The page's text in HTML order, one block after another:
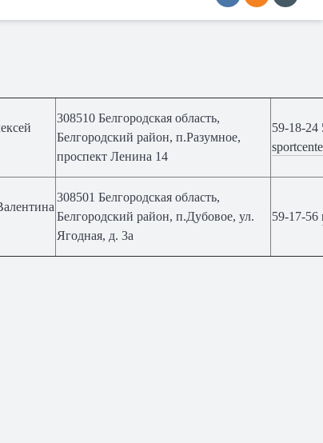
308510 Белгородская область,
Белгородский район, п.Разумное,
проспект Ленина 14
59-18-24
308501 Белгородская область,
Белгородский район, п.Дубовое, ул.
Ягодная, д. 3а
59-17-56